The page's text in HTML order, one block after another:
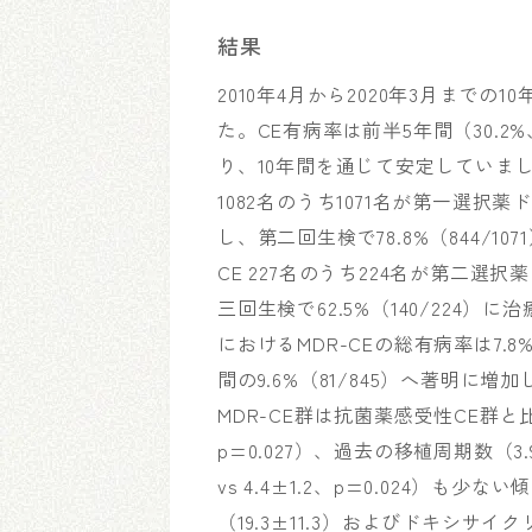
結果
2010年4月から2020年3月までの
た。CE有病率は前半5年間（
り、10年間を通じて安定していま
1082名のうち1071名が第一選択
し、第二回生検で78.8%（844/
CE 227名のうち224名が第二選択
三回生検で62.5%（140/224）に
におけるMDR-CEの総有病率は
間の9.6%（81/845）へ著明に増加
MDR-CE群は抗菌薬感受性CE群
p=0.027）、過去の移植周期数（
vs 4.4±1.2、p=0.024）も少ない
（19.3±11.3）およびドキシサイ